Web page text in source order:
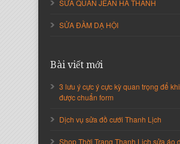
Nguyễn Thị Cẩm Loan
SỬA QUẦN JEAN HÀ THANH
SỬA ĐẦM DẠ HỘI
Bài viết mới
3 lưu ý cực ý cực kỳ quan trọng để
được chuẩn form
Dịch vụ sửa đồ cưới Thanh Lịch
Shop Thời Trang Thanh Lịch sửa áo